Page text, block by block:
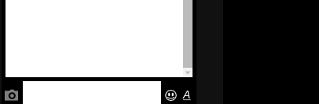
Okura (Sinhronizovano na Srpski)